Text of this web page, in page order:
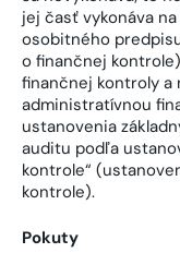
jej časť vykonáva
osobitného
o finančnej
finančnej kontroly a
administratívnou
ustanovenia
auditu podľa
kontrole“
kontrole).
Pokuty